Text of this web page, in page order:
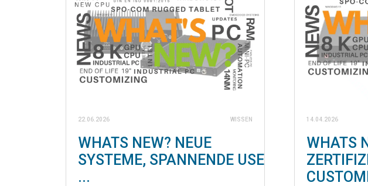
22.06.2026 WISSEN
WHATS NEW? NEUE
SYSTEME, SPANNENDE USE
...
14.04.2026
WHATS